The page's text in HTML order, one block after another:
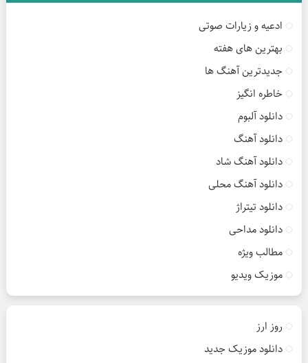
ادعیه و زیارات صوتی
بهترین های هفته
جدیدترین آهنگ ها
خاطره انگیز
دانلود آلبوم
دانلود آهنگ
دانلود آهنگ شاد
دانلود آهنگ محلی
دانلود تیتراژ
دانلود مداحی
مطالب ویژه
موزیک ویدیو
روز ارز
دانلود موزیک جدید